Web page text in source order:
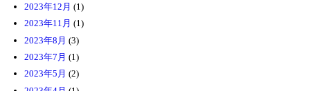
2023年12月 (1)
2023年11月 (1)
2023年8月 (3)
2023年7月 (1)
2023年5月 (2)